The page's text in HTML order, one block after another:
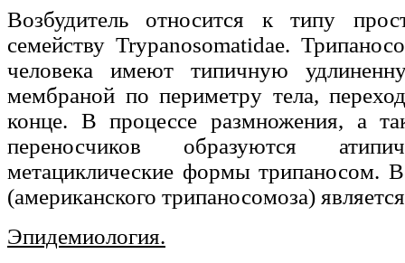
Возбудитель относится к типу
семейству Trypanosomatidae.
человека имеют типичную
мембраной по периметру тела,
конце. В процессе размножения, а
переносчиков образуются
метациклические формы трипаносом.
(американского трипаносомоза)
Эпидемиология.